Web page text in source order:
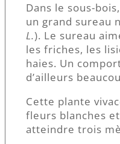
Dans le sous-
un grand sureau
L.). Le sureau
les friches, les
haies. Un
d’ailleurs
Cette plante
fleurs blanches
atteindre trois